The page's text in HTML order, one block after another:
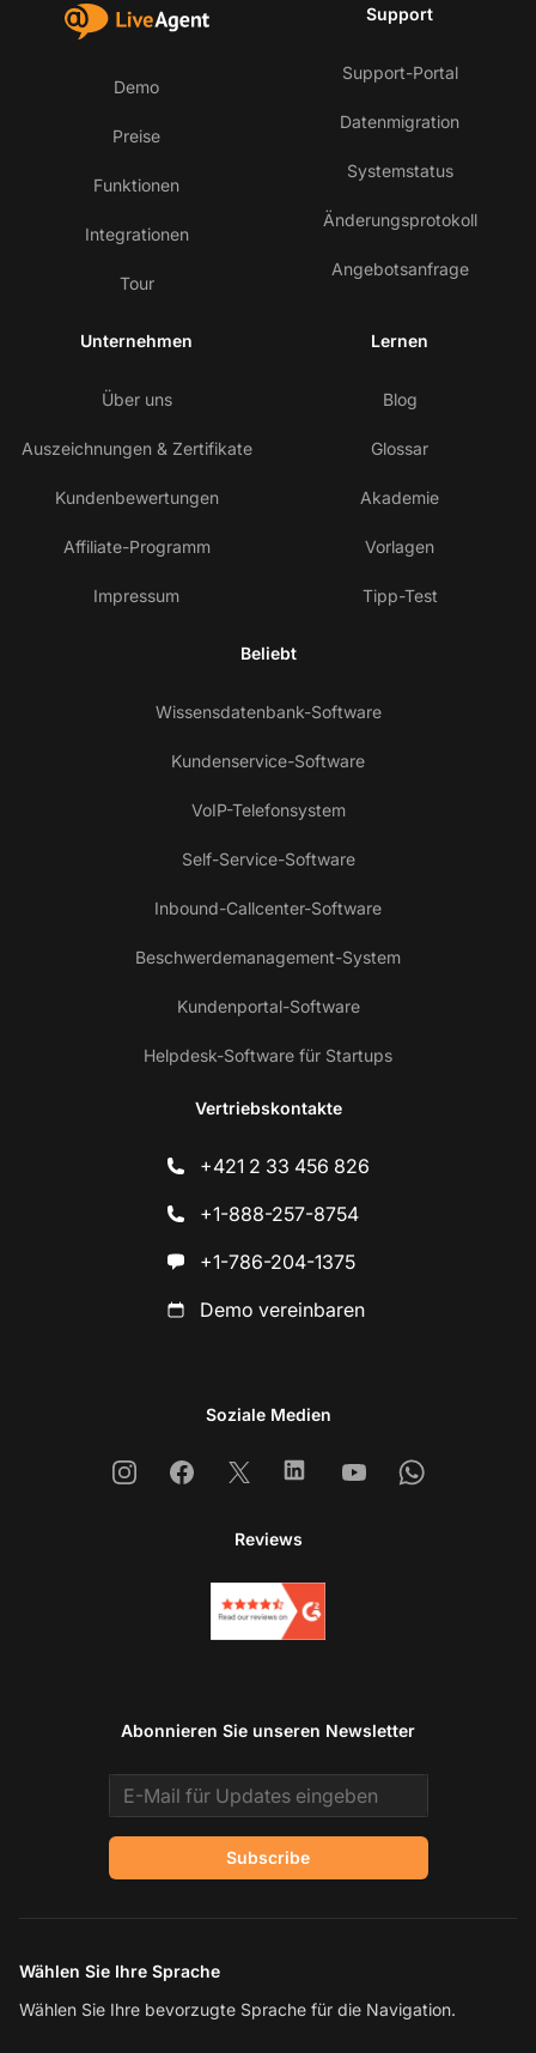
Demo
Preise
Funktionen
Integrationen
Tour
Support
Support-Portal
Datenmigration
Systemstatus
Änderungsprotokoll
Angebotsanfrage
Unternehmen
Über uns
Auszeichnungen & Zertifikate
Kundenbewertungen
Affiliate-Programm
Impressum
Lernen
Blog
Glossar
Akademie
Vorlagen
Tipp-Test
Beliebt
Wissensdatenbank-Software
Kundenservice-Software
VoIP-Telefonsystem
Self-Service-Software
Inbound-Callcenter-Software
Beschwerdemanagement-System
Kundenportal-Software
Helpdesk-Software für Startups
Vertriebskontakte
+421 2 33 456 826
+1-888-257-8754
+1-786-204-1375
Demo vereinbaren
Soziale Medien
InstagramFacebook
X LinkedinYoutubeWhatsapp
Reviews
Abonnieren Sie unseren Newsletter
Email address
Subscribe
Wählen Sie Ihre Sprache
Wählen Sie Ihre bevorzugte Sprache für die Navigation.